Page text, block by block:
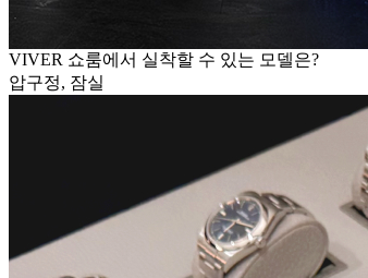
VIVER 쇼룸에서 실착할 수 있는 모델은?
압구정, 잠실